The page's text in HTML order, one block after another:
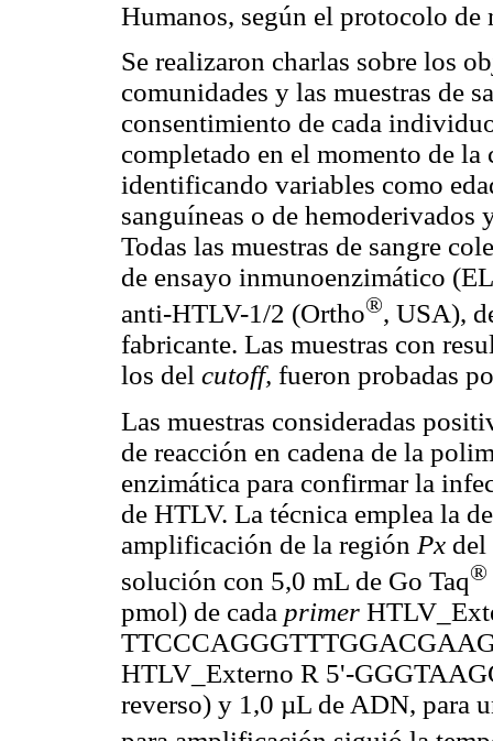
Humanos, según el protocolo de
Se realizaron charlas sobre los
comunidades y las muestras de
consentimiento de cada
completado en el momento de la
identificando variables como
sanguíneas o de hemoderivados
Todas las muestras de sangre
de ensayo inmunoenzimático
anti-HTLV-1/2 (Ortho®, USA),
fabricante. Las muestras con
los del cutoff, fueron probadas
Las muestras consideradas
de reacción en cadena de la
enzimática para confirmar la
de HTLV. La técnica emplea la
amplificación de la región Px del
solución con 5,0 mL de Go Taq®
pmol) de cada primer
HTLV_Externo R 5'-
reverso) y 1,0 µL de ADN, para